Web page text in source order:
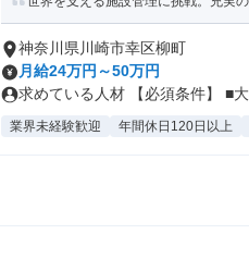
神奈川県川崎市幸区柳町
月給24万円～50万円
求めている人材 【必須条件】 ■
業界未経験歓迎 年間休日120日以上